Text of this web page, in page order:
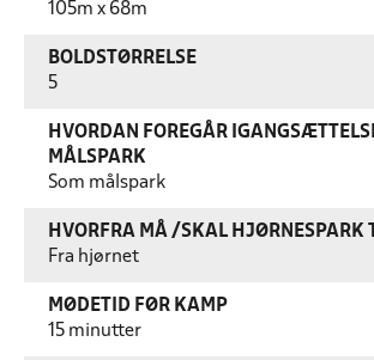
105m x 68m
BOLDSTØRRELSE
5
HVORDAN FOREGÅR
MÅLSPARK
Som målspark
HVORFRA MÅ /SKAL HJØRNESPARK
Fra hjørnet
MØDETID FØR KAMP
15 minutter